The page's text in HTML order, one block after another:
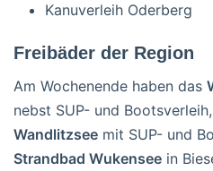
Kanuverleih Oderberg
Freibäder der Region
Am Wochenende haben das
nebst SUP- und
Wandlitzsee mit SUP- und
Strandbad Wukensee in